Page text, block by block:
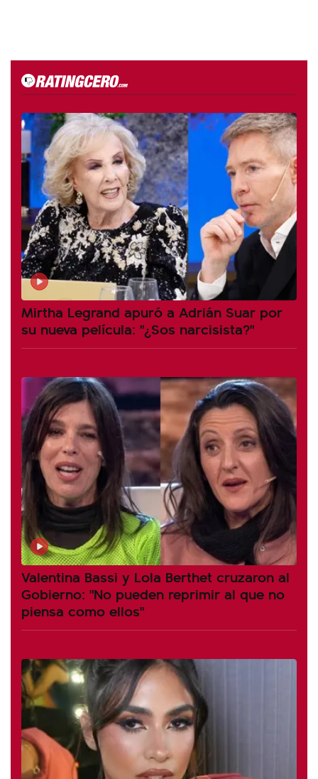
Mirtha Legrand apuró a Adrián Suar por
su nueva película: "¿Sos narcisista?"
Valentina Bassi y Lola Berthet cruzaron al
Gobierno: "No pueden reprimir al que no
piensa como ellos"